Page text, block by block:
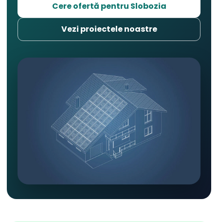
Cere ofertă pentru Slobozia
Vezi proiectele noastre